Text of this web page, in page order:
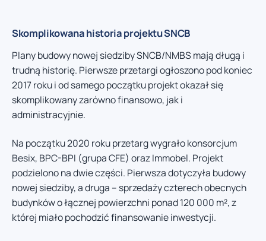
Skomplikowana historia projektu SNCB
Plany budowy nowej siedziby SNCB/NMBS mają długą i
trudną historię. Pierwsze przetargi ogłoszono pod koniec
2017 roku i od samego początku projekt okazał się
skomplikowany zarówno finansowo, jak i
administracyjnie.
Na początku 2020 roku przetarg wygrało konsorcjum
Besix, BPC-BPI (grupa CFE) oraz Immobel. Projekt
podzielono na dwie części. Pierwsza dotyczyła budowy
nowej siedziby, a druga – sprzedaży czterech obecnych
budynków o łącznej powierzchni ponad 120 000 m², z
której miało pochodzić finansowanie inwestycji.